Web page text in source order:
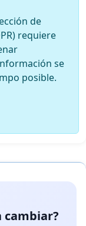
de
requiere
se
posible.
cambiar?